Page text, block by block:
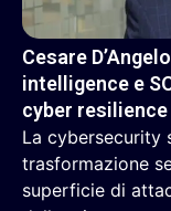
Cesare
intelligence e
cyber resilience
La cybersecurity
trasformazione
superficie di